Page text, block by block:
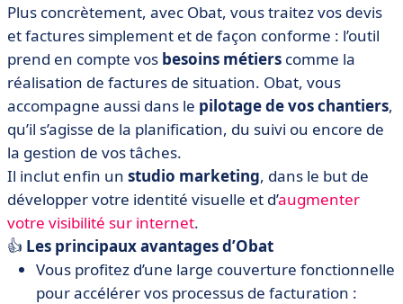
Plus concrètement, avec Obat, vous traitez vos devis
et factures simplement et de façon conforme : l’outil
prend en compte vos besoins métiers comme la
réalisation de factures de situation. Obat, vous
accompagne aussi dans le pilotage de vos chantiers,
qu’il s’agisse de la planification, du suivi ou encore de
la gestion de vos tâches.
Il inclut enfin un studio marketing, dans le but de
développer votre identité visuelle et d’augmenter
votre visibilité sur internet.
👍 Les principaux avantages d’Obat
Vous profitez d’une large couverture fonctionnelle
pour accélérer vos processus de facturation :